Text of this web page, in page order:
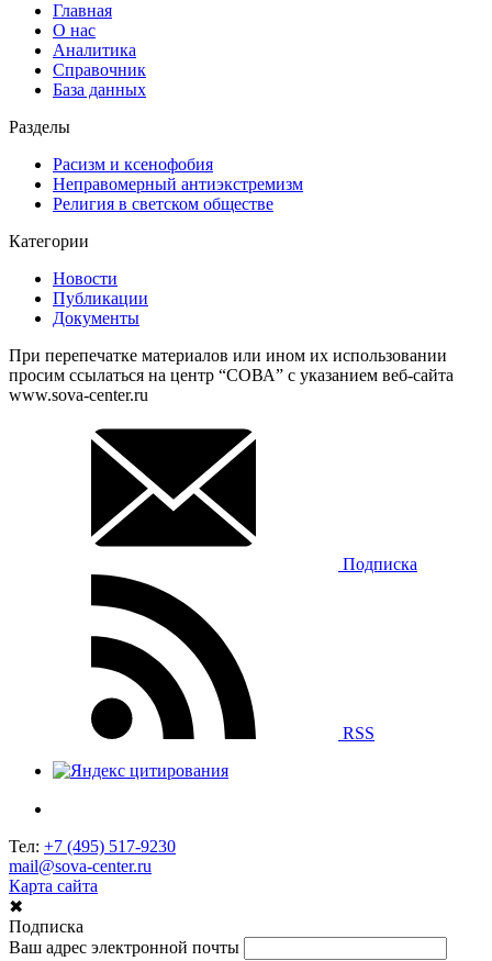
Главная
О нас
Аналитика
Справочник
База данных
Разделы
Расизм и ксенофобия
Неправомерный антиэкстремизм
Религия в светском обществе
Категории
Новости
Публикации
Документы
При перепечатке материалов или ином их использовании
просим ссылаться на центр “СОВА” с указанием веб-сайта
www.sova-center.ru
Подписка
RSS
Тел: +7 (495) 517-9230
mail@sova-center.ru
Карта сайта
✖
Подписка
Ваш адрес электронной почты